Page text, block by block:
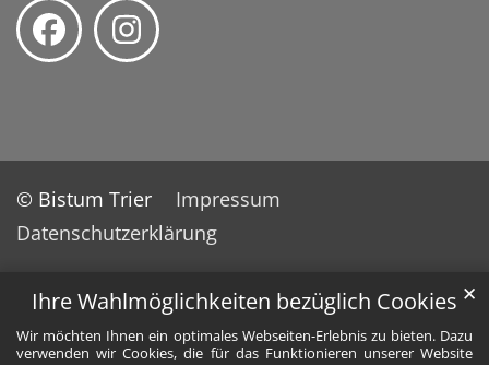
Ihre Wahlmöglichkeiten bezüglich Cookies
Wir möchten Ihnen ein optimales Webseiten-Erlebnis zu bieten. Dazu
verwenden wir Cookies, die für das Funktionieren unserer Website
✕
© Bistum Trier
Impressum
Datenschutzerklärung